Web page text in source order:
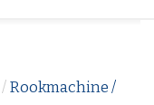
/ Rookmachine /